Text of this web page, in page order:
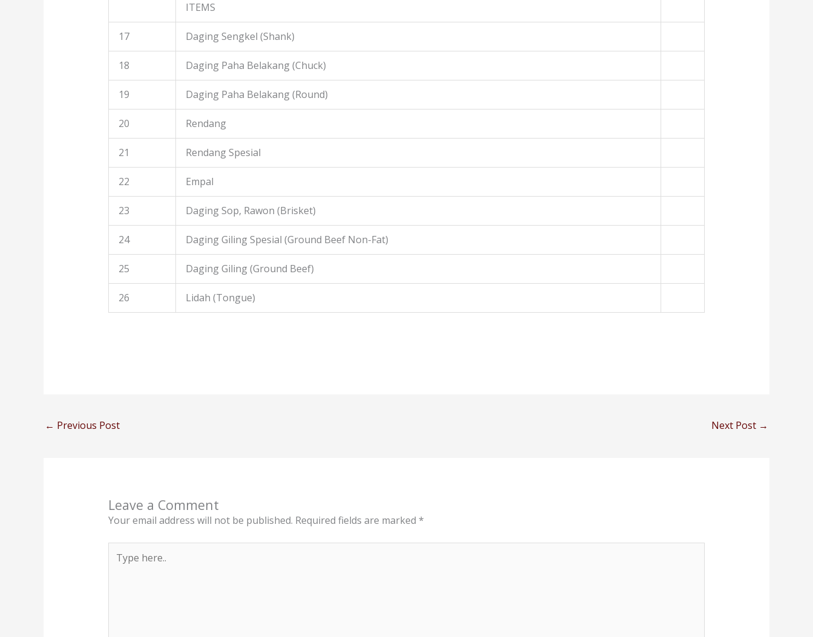
ITEMS
17 Daging Sengkel (Shank)
18 Daging Paha Belakang (Chuck)
19 Daging Paha Belakang (Round)
20 Rendang
21 Rendang Spesial
22 Empal
23 Daging Sop, Rawon (Brisket)
24 Daging Giling Spesial (Ground Beef Non-Fat)
25 Daging Giling (Ground Beef)
26 Lidah (Tongue)
← Previous Post Next Post →
Leave a Comment
Your email address will not be published. Required fields are marked *
here..